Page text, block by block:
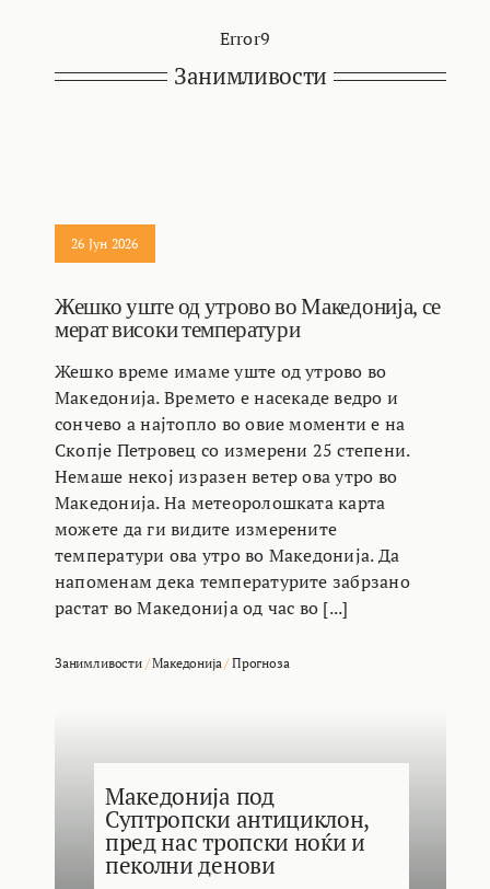
Error9
Занимливости
26 Јун 2026
Жешко уште од утрово во Македонија, се
мерат високи температури
Жешко време имаме уште од утрово во
Македонија. Времето е насекаде ведро и
сончево а најтопло во овие моменти е на
Скопје Петровец со измерени 25 степени.
Немаше некој изразен ветер ова утро во
Македонија. На метеоролошката карта
можете да ги видите измерените
температури ова утро во Македонија. Да
напоменам дека температурите забрзано
растат во Македонија од час во [...]
Занимливости/Македонија/Прогноза
Македонија под
Суптропски антициклон,
пред нас тропски ноќи и
пеколни денови